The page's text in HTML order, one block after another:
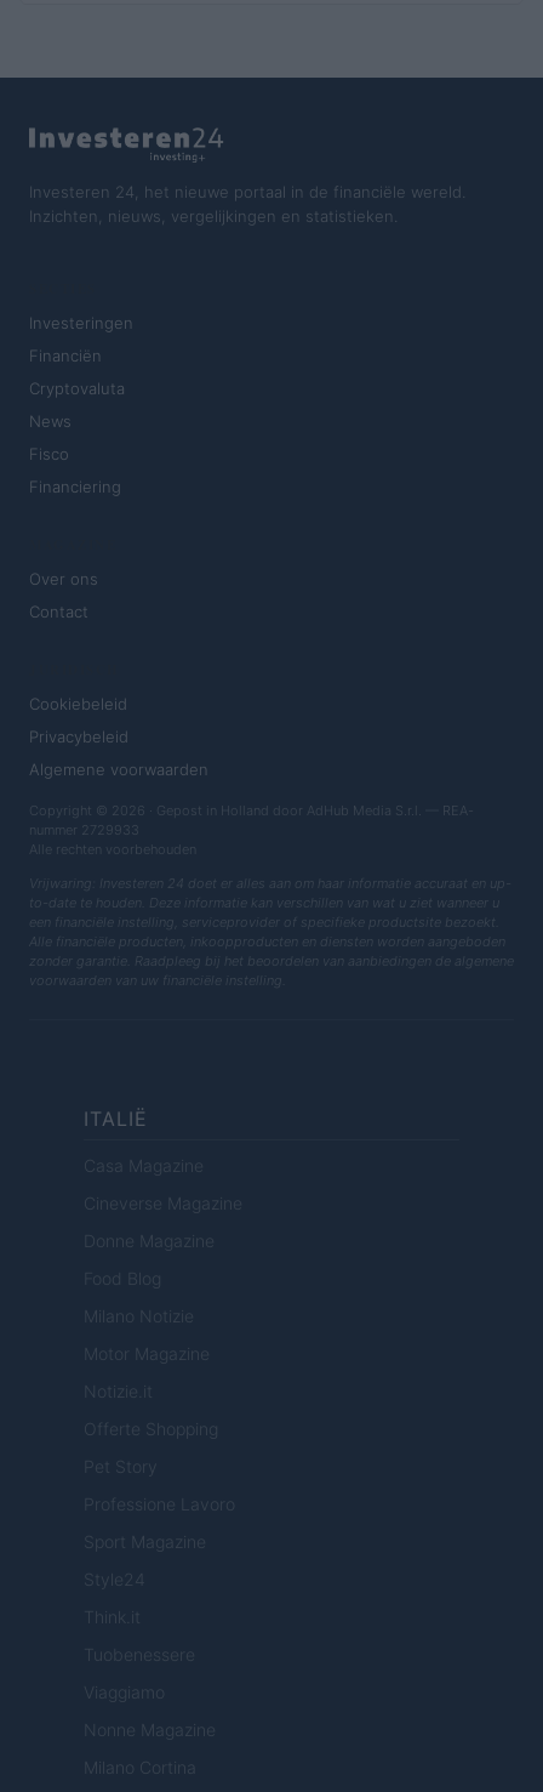
Investeren 24, het nieuwe portaal in de financiële wereld.
Inzichten, nieuws, vergelijkingen en statistieken.
Investeringen
Financiën
Cryptovaluta
News
Fisco
Financiering
Over ons
Contact
Cookiebeleid
Privacybeleid
Algemene voorwaarden
Copyright © 2026 · Gepost in Holland door AdHub Media S.r.l. — REA-
nummer 2729933
Alle rechten voorbehouden
Vrijwaring: Investeren 24 doet er alles aan om haar informatie accuraat en up-
to-date te houden. Deze informatie kan verschillen van wat u ziet wanneer u
een financiële instelling, serviceprovider of specifieke productsite bezoekt.
Alle financiële producten, inkoopproducten en diensten worden aangeboden
zonder garantie. Raadpleeg bij het beoordelen van aanbiedingen de algemene
voorwaarden van uw financiële instelling.
ITALIË
Casa Magazine
Cineverse Magazine
Donne Magazine
Food Blog
Milano Notizie
Motor Magazine
Notizie.it
Offerte Shopping
Pet Story
Professione Lavoro
Sport Magazine
Style24
Think.it
Tuobenessere
Viaggiamo
Nonne Magazine
Milano Cortina